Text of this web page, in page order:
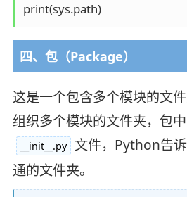
print(sys.path)
四、包（Package）
这是一个包含多个模块的文
组织多个模块的文件夹，包
__init__.py
文件，Python告
通的文件夹。